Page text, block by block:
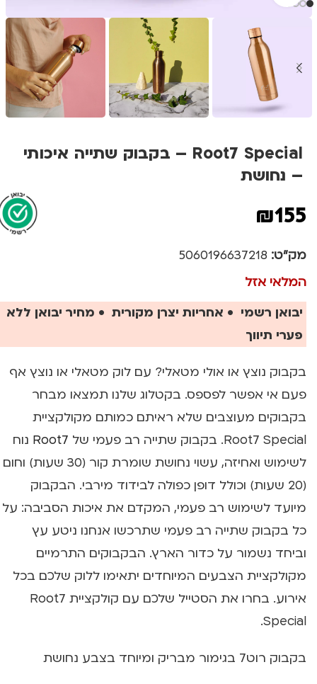
Root7 Special – בקבוק שתייה איכותי
– נחושת
₪155
מק"ט: 5060196637218
המלאי אזל
יבואן רשמי • אחריות יצרן מקורית • מחיר יבואן ללא
פערי תיווך
בקבוק נוצץ או אולי מטאלי? עם לוק מטאלי או נוצץ אף
פעם אי אפשר לפספס. בקטלוג שלנו תמצאו מבחר
בקבוקים מעוצבים שלא ראיתם כמותם מקולקציית
Root7 Special. בקבוק שתייה רב פעמי של
Root7 נוח
לשימוש ואחיזה, עשוי נחושת שומרת קור (30 שעות) וחום
(20 שעות) וכולל דופן כפולה לבידוד מירבי. הבקבוק
מיועד לשימוש רב פעמי, המקדם את איכות הסביבה: על
כל בקבוק שתייה רב פעמי שתרכשו אנחנו ניטע עץ
וביחד נשמור על כדור הארץ. הבקבוקים התרמיים
מקולקציית הצבעים המיוחדים יתאימו ללוק שלכם בכל
אירוע. בחרו את הסטייל שלכם עם קולקציית Root7
Special.
בקבוק רוט7 בגימור מבריק ומיוחד בצבע נחושת